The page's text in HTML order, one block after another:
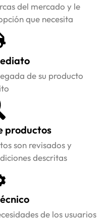
del mercado y le
que necesita
de su producto
productos
son revisados y
descritas
de los usuarios